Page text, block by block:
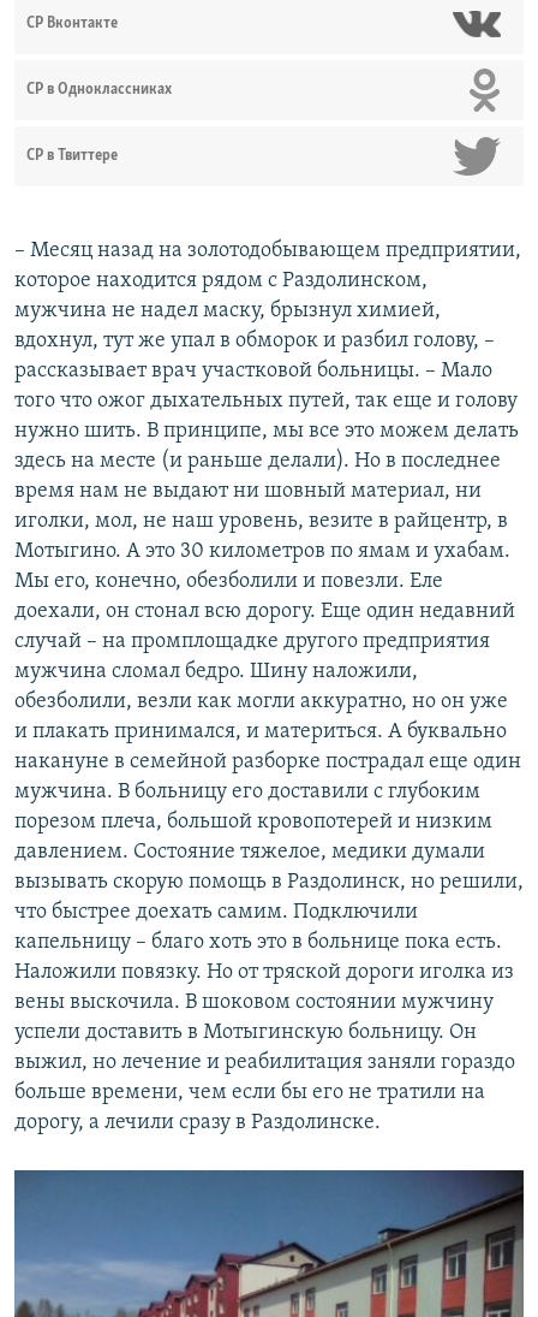
СР Вконтакте
СР в Одноклассниках
СР в Твиттере
– Месяц назад на золотодобывающем предприятии,
которое находится рядом с Раздолинском,
мужчина не надел маску, брызнул химией,
вдохнул, тут же упал в обморок и разбил голову, –
рассказывает врач участковой больницы​. – Мало
того что ожог дыхательных путей, так еще и голову
нужно шить. В принципе, мы все это можем делать
здесь на месте (и раньше делали). Но в последнее
время нам не выдают ни шовный материал, ни
иголки, мол, не наш уровень, везите в райцентр, в
Мотыгино. А это 30 километров по ямам и ухабам.
Мы его, конечно, обезболили и повезли. Еле
доехали, он стонал всю дорогу. Еще один недавний
случай – на промплощадке другого предприятия
мужчина сломал бедро. Шину наложили,
обезболили, везли как могли аккуратно, но он уже
и плакать принимался, и материться. А буквально
накануне в семейной разборке пострадал еще один
мужчина. В больницу его доставили с глубоким
порезом плеча, большой кровопотерей и низким
давлением. Состояние тяжелое, медики думали
вызывать скорую помощь в Раздолинск, но решили,
что быстрее доехать самим. Подключили
капельницу – благо хоть это в больнице пока есть.
Наложили повязку. Но от тряской дороги иголка из
вены выскочила. В шоковом состоянии мужчину
успели доставить в Мотыгинскую больницу. Он
выжил, но лечение и реабилитация заняли гораздо
больше времени, чем если бы его не тратили на
дорогу, а лечили сразу в Раздолинске.